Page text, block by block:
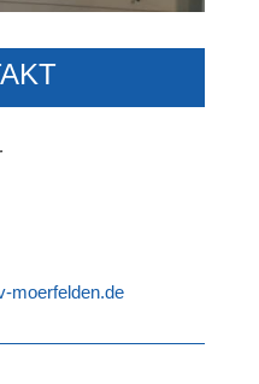
moerfelden.de